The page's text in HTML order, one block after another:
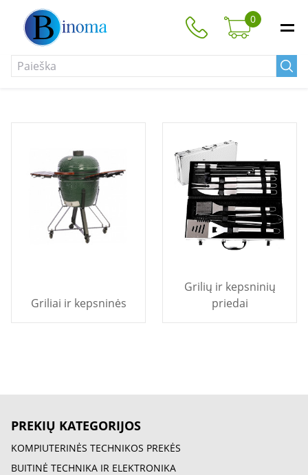
0
Griliai ir kepsninės
Grilių ir kepsninių
priedai
PREKIŲ KATEGORIJOS
KOMPIUTERINĖS TECHNIKOS PREKĖS
BUITINĖ TECHNIKA IR ELEKTRONIKA